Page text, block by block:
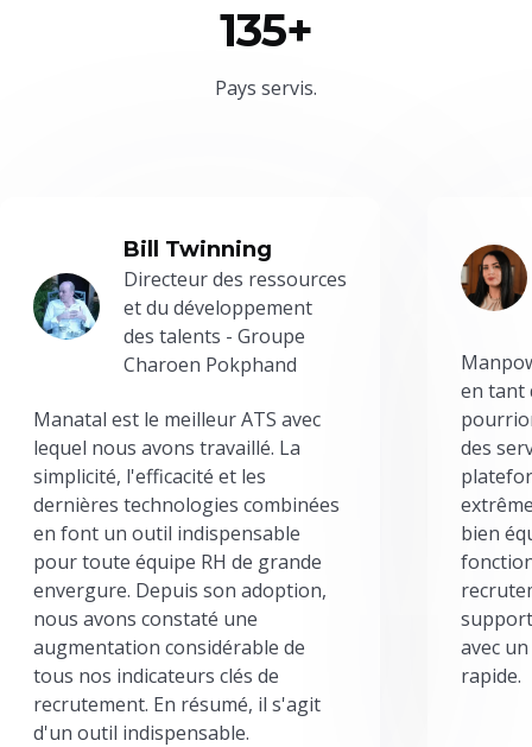
135+
Pays servis.
Bill Twinning
Directeur des ressources
et du développement
des talents - Groupe
Charoen Pokphand
Manatal est le meilleur ATS avec
lequel nous avons travaillé. La
simplicité, l'efficacité et les
dernières technologies combinées
en font un outil indispensable
pour toute équipe RH de grande
envergure. Depuis son adoption,
nous avons constaté une
augmentation considérable de
tous nos indicateurs clés de
recrutement. En résumé, il s'agit
d'un outil indispensable.
en tant
des
bien
avec
rapide.